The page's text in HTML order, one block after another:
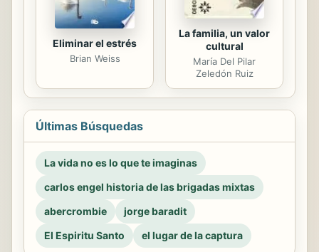
Eliminar el estrés
Brian Weiss
La familia, un valor
cultural
María Del Pilar
Zeledón Ruiz
Últimas Búsquedas
La vida no es lo que te imaginas
carlos engel historia de las brigadas mixtas
abercrombie
jorge baradit
El Espiritu Santo
el lugar de la captura